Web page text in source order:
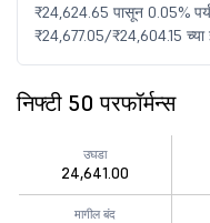
₹24,624.65 पासून 0.05%
₹24,677.05/₹24,604.15 च्या
निफ्टी 50 परफॉर्मन्स
उघडा
24,641.00
मागील बंद